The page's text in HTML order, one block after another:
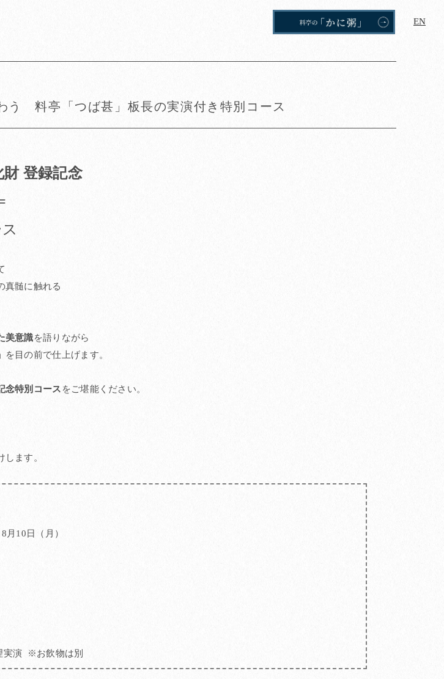
EN
う 料亭「つば甚」板長の実演付き特別コース
登録記念
真髄に触れる
美意識を語りながら
を目の前で仕上げます。
念特別コース をご堪能ください。
ます。
10日（月）
実演 ※お飲物は別